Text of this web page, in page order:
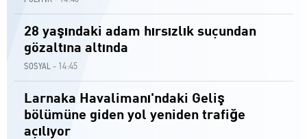
28 yaşındaki adam hırsızlık suçundan
gözaltına altında
SOSYAL - 14:45
Larnaka Havalimanı'ndaki Geliş
bölümüne giden yol yeniden trafiğe
açılıyor